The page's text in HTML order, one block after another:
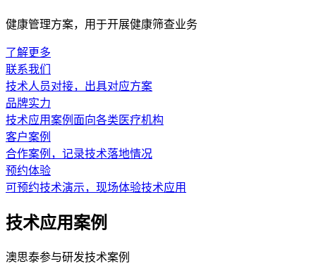
健康管理方案，用于开展健康筛查业务
了解更多
联系我们
技术人员对接，出具对应方案
品牌实力
技术应用案例面向各类医疗机构
客户案例
合作案例，记录技术落地情况
预约体验
可预约技术演示，现场体验技术应用
技术应用案例
澳思泰参与研发技术案例